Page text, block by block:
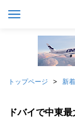
トップページ 新
ドバイで中東